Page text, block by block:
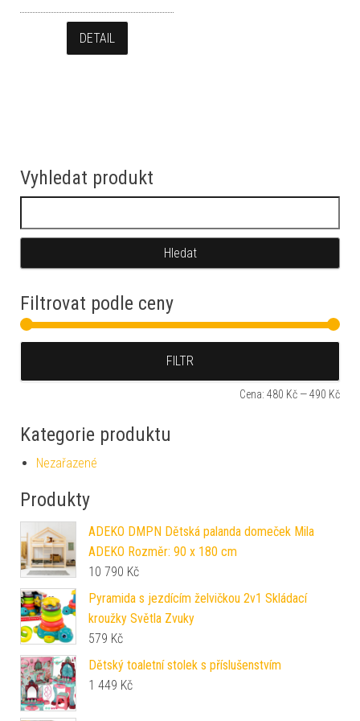
DETAIL
Vyhledat produkt
Filtrovat podle ceny
FILTR
Cena: 480 Kč —490 Kč
Kategorie produktu
Nezařazené
Produkty
ADEKO DMPN Dětská palanda domeček Mila
ADEKO Rozměr: 90 x 180 cm
10 790 Kč
Pyramida s jezdícím želvičkou 2v1 Skládací
kroužky Světla Zvuky
579 Kč
Dětský toaletní stolek s příslušenstvím
1 449 Kč